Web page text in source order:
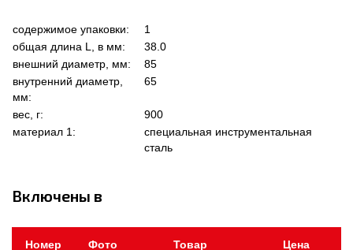
содержимое упаковки:
1
общая длина L, в мм:
38.0
внешний диаметр, мм:
85
внутренний диаметр,
мм:
65
вес, г:
900
материал 1:
специальная инструментальная
сталь
Включены в
Номер
Фото Товар Цена